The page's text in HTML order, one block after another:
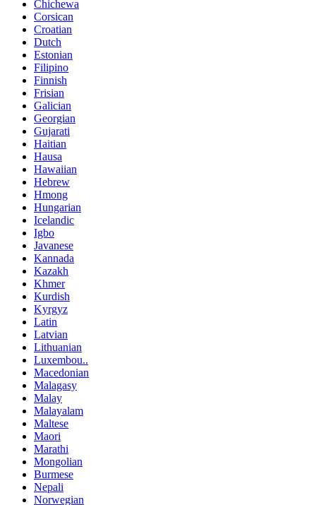
Chichewa
Corsican
Croatian
Dutch
Estonian
Filipino
Finnish
Frisian
Galician
Georgian
Gujarati
Haitian
Hausa
Hawaiian
Hebrew
Hmong
Hungarian
Icelandic
Igbo
Javanese
Kannada
Kazakh
Khmer
Kurdish
Kyrgyz
Latin
Latvian
Lithuanian
Luxembou..
Macedonian
Malagasy
Malay
Malayalam
Maltese
Maori
Marathi
Mongolian
Burmese
Nepali
Norwegian